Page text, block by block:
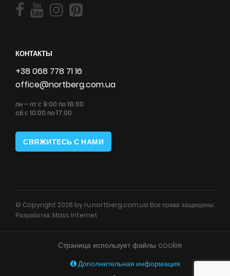
КОНТАКТЫ
+38 068 778 71 16
office@nortberg.com.ua
пн – пт с 9:00 по 18:00
cб с 10:00 по 17:00
СВЯЖИТЕСЬ С НАМИ
© Copyright 2026 by ru.nortberg.com.ua Все права защищены.
Разработка: Mass Internet
Страница использует файлы cookie
Дополнительная информация